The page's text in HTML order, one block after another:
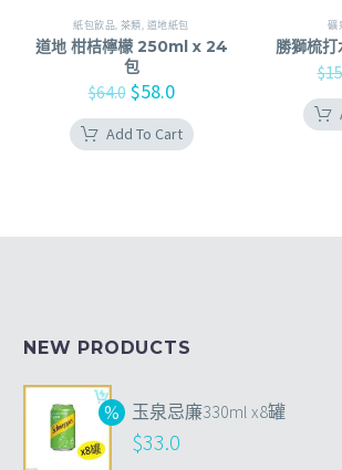
紙包飲品 ,茶類 道地紙包
道地 柑桔檸檬 250ml x 24
包
$64.0 $58.0
Add To Cart
礦
勝獅梳
$
NEW PRODUCTS
玉泉忌廉330ml x8罐
$33.0